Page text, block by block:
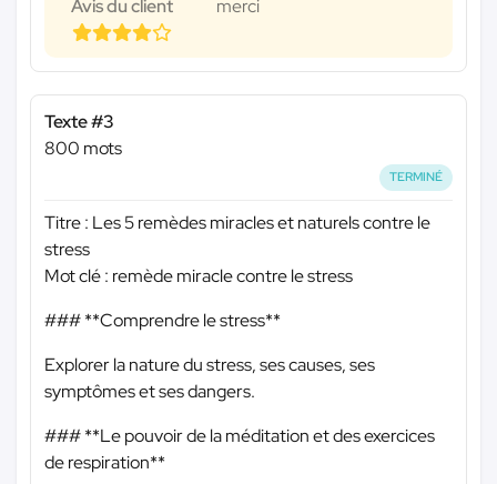
Avis du client merci
Texte #3
800 mots
TERMINÉ
Titre : Les 5 remèdes miracles et naturels contre le
stress
Mot clé : remède miracle contre le stress
### **Comprendre le stress**
Explorer la nature du stress, ses causes, ses
symptômes et ses dangers.
### **Le pouvoir de la méditation et des exercices
de respiration**